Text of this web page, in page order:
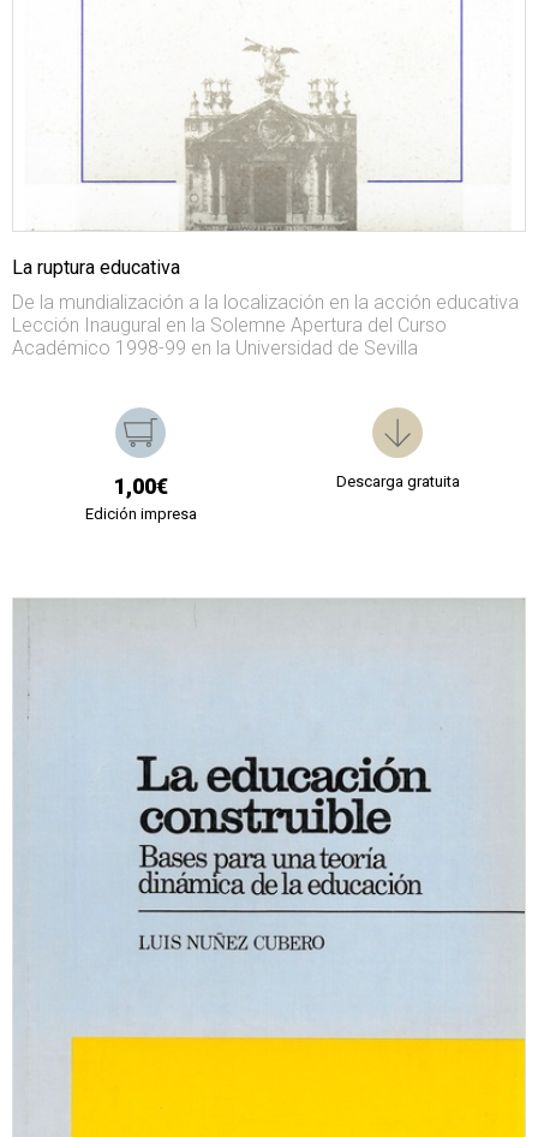
La ruptura educativa
De la mundialización a la localización en la acción educativa
Lección Inaugural en la Solemne Apertura del Curso
Académico 1998-99 en la Universidad de Sevilla
1,00€
Edición impresa
Descarga gratuita